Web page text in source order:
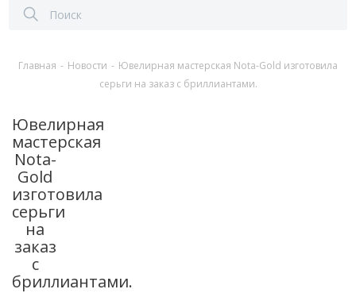
Главная - Новости - Ювелирная мастерская Nota-Gold изготовила
серьги на заказ с бриллиантами.
Ювелирная
мастерская
Nota-
Gold
изготовила
серьги
на
заказ
с
бриллиантами.